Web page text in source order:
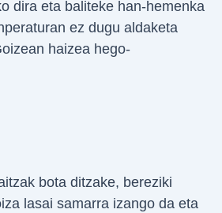
dira eta baliteke han-hemenka
ez dugu aldaketa
haizea hego-
bota ditzake, bereziki
lasai samarra izango da eta